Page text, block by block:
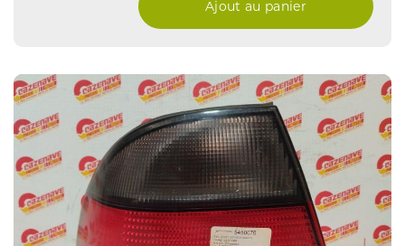
Ajout au panier